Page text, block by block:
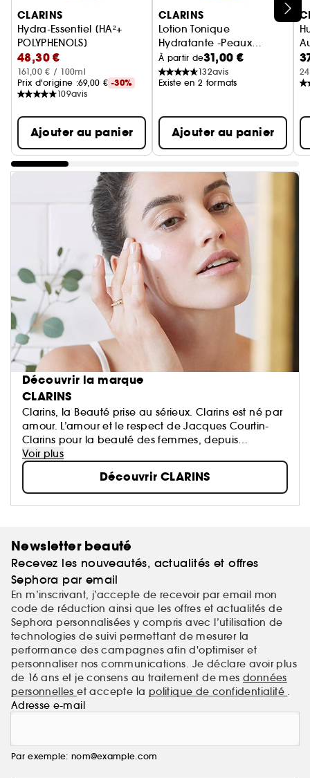
Ignorer le carrousel produits
CLARINS
Hydra-Essentiel [HA²+
POLYPHENOLS]
Bi-sérum « anti-soif » suractivé
48,30 €
161,00 € / 100ml
Prix d'origine :69,00 € -30%
109avis
Ajouter au panier
CLARINS
Lotion Tonique
Hydratante -Peaux
normales à sèches
À partir de31,00 €
132avis
Existe en 2 formats
Ajouter au panier
Découvrir la marque
CLARINS
Clarins, la Beauté prise au sérieux. Clarins est né par
amour. L’amour et le respect de Jacques Courtin-
Clarins pour la beauté des femmes, depuis
l'ouverture du premier Institut Clarins à Paris en 1954.
N°1 Européen des soins de beauté haut de
Voir plus
Découvrir CLARINS
Newsletter beauté
Recevez les nouveautés, actualités et offres
Sephora par email
En m’inscrivant, j’accepte de recevoir par email mon
code de réduction ainsi que les offres et actualités de
Sephora personnalisées y compris avec l’utilisation de
technologies de suivi permettant de mesurer la
performance des campagnes afin d'optimiser et
personnaliser nos communications. Je déclare avoir plus
de 16 ans et je consens au traitement de mes données
personnelleset accepte la politique de confidentialité .
Adresse e-mail
Par exemple: nom@example.com